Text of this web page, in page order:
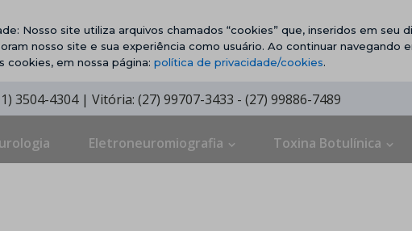
Nosso site utiliza arquivos chamados “cookies” que, inseridos em seu
nosso site e sua experiência como usuário. Ao continuar
cookies, em nossa página: política de privacidade/cookies.
3504-4304 | Vitória: (27) 99707-3433 - (27) 99886-7489
Eletroneuromiografia Toxina Botulínica